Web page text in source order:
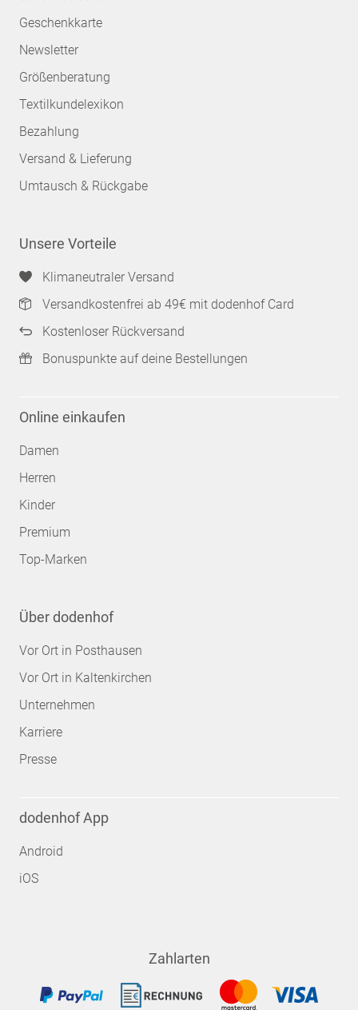
Geschenkkarte
Newsletter
Größenberatung
Textilkundelexikon
Bezahlung
Versand & Lieferung
Umtausch & Rückgabe
Unsere Vorteile
Klimaneutraler Versand
Versandkostenfrei ab 49€ mit dodenhof Card
Kostenloser Rückversand
Bonuspunkte auf deine Bestellungen
Online einkaufen
Damen
Herren
Kinder
Premium
Top-Marken
Über dodenhof
Vor Ort in Posthausen
Vor Ort in Kaltenkirchen
Unternehmen
Karriere
Presse
dodenhof App
Android
iOS
Zahlarten